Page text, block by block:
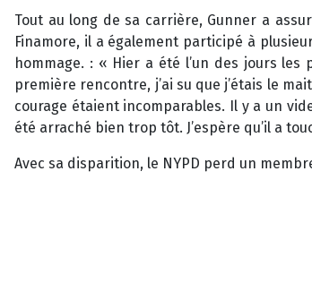
Tout au long de sa carrière, Gunner a
Finamore, il a également participé à
hommage. : « Hier a été l’un des jours
première rencontre, j’ai su que j’étais le
courage étaient incomparables. Il y a un
été arraché bien trop tôt. J’espère qu’il a
Avec sa disparition, le NYPD perd un